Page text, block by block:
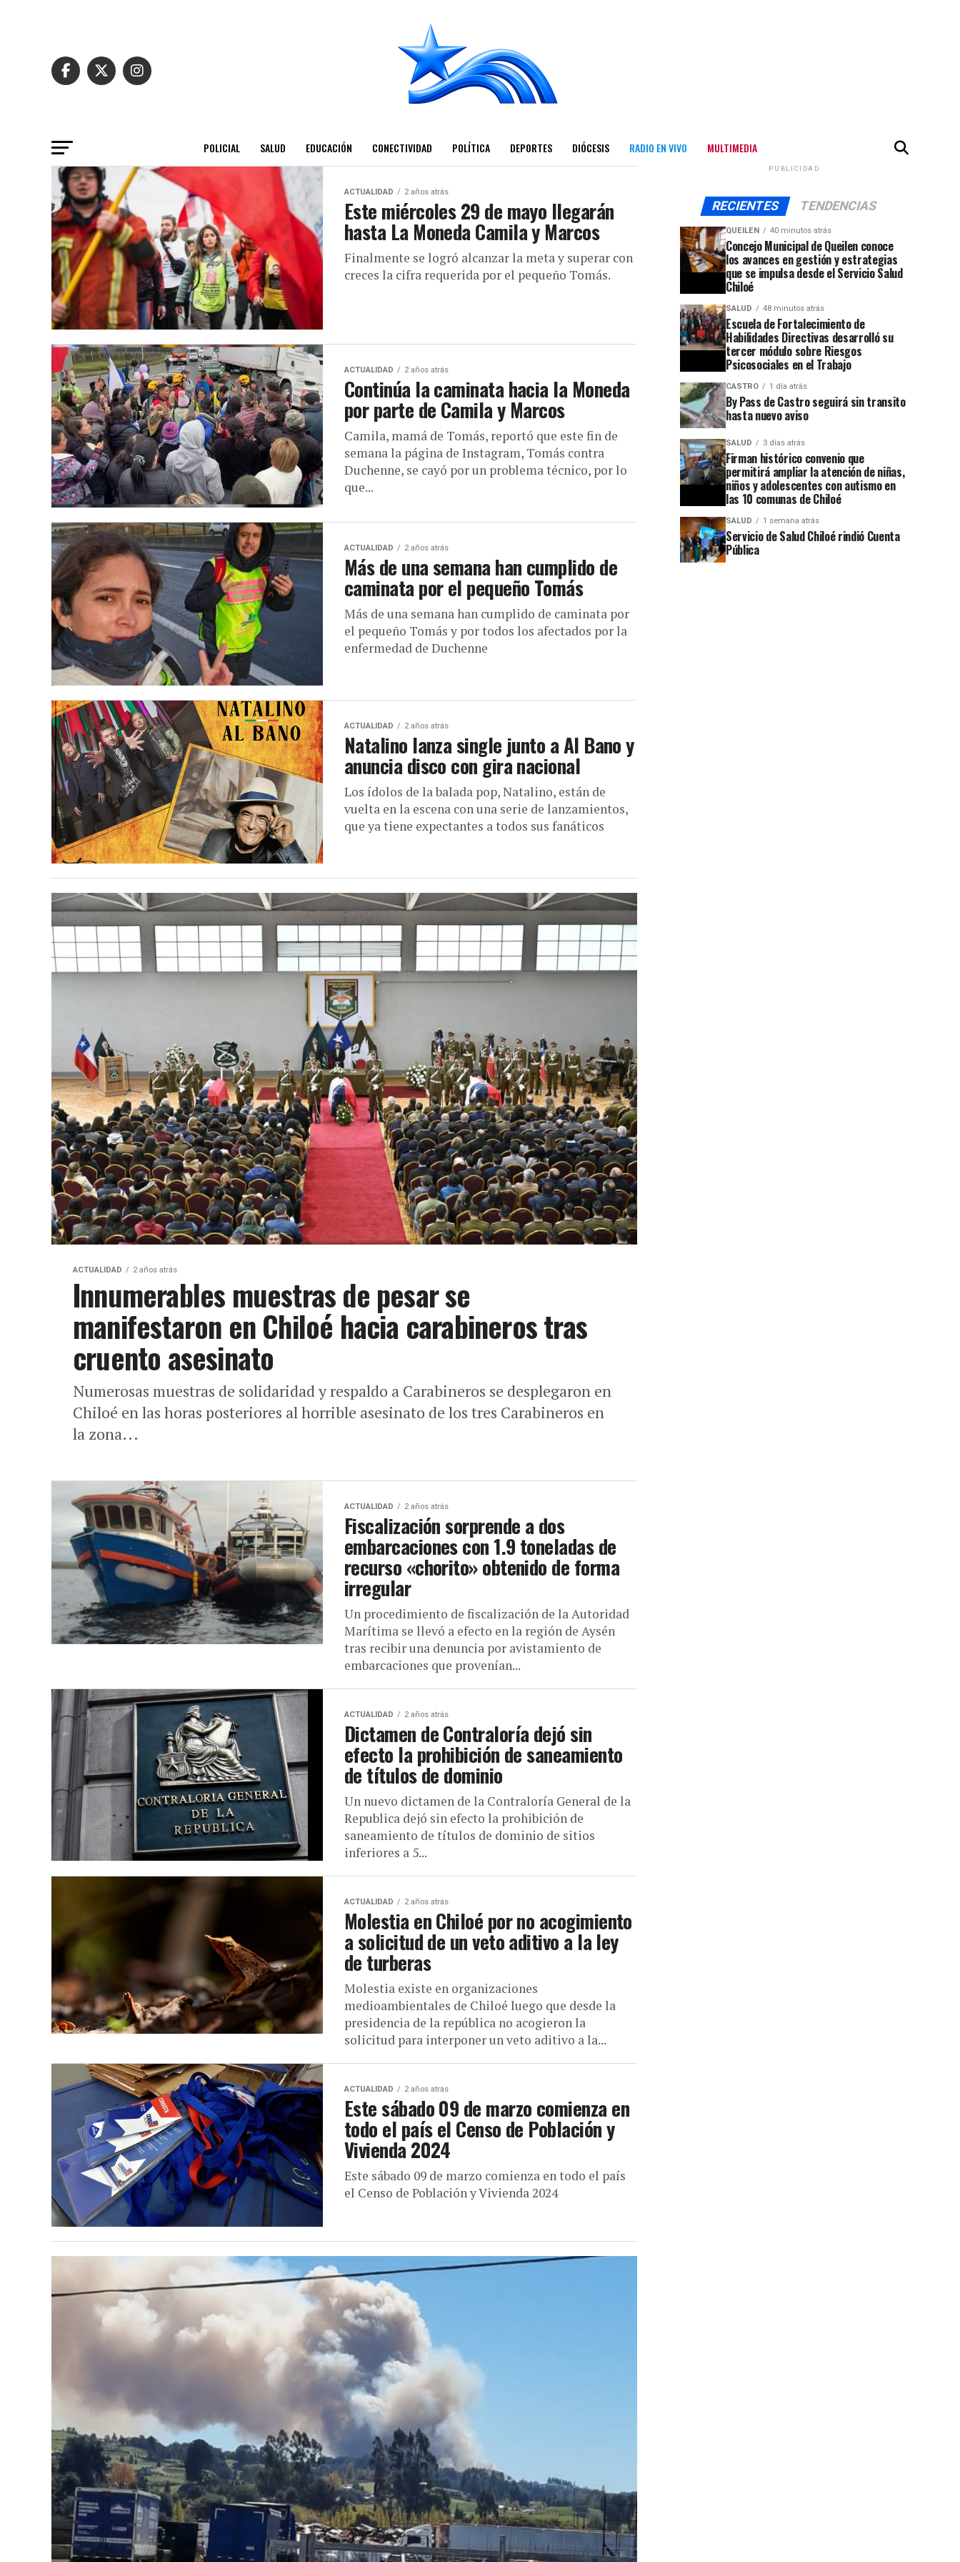
POLICIAL SALUD EDUCACIÓN CONECTIVIDAD POLÍTICA DEPORTES DIÓCESIS RADIO EN VIVO MULTIMEDIA
ACTUALIDAD 2 años atrás
Este miércoles 29 de mayo llegarán
hasta La Moneda Camila y Marcos
Finalmente se logró alcanzar la meta y superar con
creces la cifra requerida por el pequeño Tomás.
ACTUALIDAD 2 años atrás
Continúa la caminata hacia la Moneda
por parte de Camila y Marcos
Camila, mamá de Tomás, reportó que este fin de
semana la página de Instagram, Tomás contra
Duchenne, se cayó por un problema técnico, por lo
que...
ACTUALIDAD 2 años atrás
Más de una semana han cumplido de
caminata por el pequeño Tomás
Más de una semana han cumplido de caminata por
el pequeño Tomás y por todos los afectados por la
enfermedad de Duchenne
ACTUALIDAD 2 años atrás
Natalino lanza single junto a Al Bano y
anuncia disco con gira nacional
Los ídolos de la balada pop, Natalino, están de
vuelta en la escena con una serie de lanzamientos,
que ya tiene expectantes a todos sus fanáticos
ACTUALIDAD 2 años atrás
Innumerables muestras de pesar se
manifestaron en Chiloé hacia carabineros tras
cruento asesinato
Numerosas muestras de solidaridad y respaldo a Carabineros se desplegaron en
Chiloé en las horas posteriores al horrible asesinato de los tres Carabineros en
la zona...
ACTUALIDAD 2 años atrás
Fiscalización sorprende a dos
embarcaciones con 1.9 toneladas de
recurso «chorito» obtenido de forma
irregular
Un procedimiento de fiscalización de la Autoridad
Marítima se llevó a efecto en la región de Aysén
tras recibir una denuncia por avistamiento de
embarcaciones que provenían...
ACTUALIDAD 2 años atrás
Dictamen de Contraloría dejó sin
efecto la prohibición de saneamiento
de títulos de dominio
Un nuevo dictamen de la Contraloría General de la
Republica dejó sin efecto la prohibición de
saneamiento de títulos de dominio de sitios
inferiores a 5...
ACTUALIDAD 2 años atrás
Molestia en Chiloé por no acogimiento
a solicitud de un veto aditivo a la ley
de turberas
Molestia existe en organizaciones
medioambientales de Chiloé luego que desde la
presidencia de la república no acogieron la
solicitud para interponer un veto aditivo a la...
ACTUALIDAD 2 años atrás
Este sábado 09 de marzo comienza en
todo el país el Censo de Población y
Vivienda 2024
Este sábado 09 de marzo comienza en todo el país
el Censo de Población y Vivienda 2024
PUBLICIDAD
RECIENTES TENDENCIAS
QUEILEN 40 minutos atrás
Concejo Municipal de Queilen conoce
los avances en gestión y estrategias
que se impulsa desde el Servicio Salud
Chiloé
SALUD 48 minutos atrás
Escuela de Fortalecimiento de
Habilidades Directivas desarrolló su
tercer módulo sobre Riesgos
Psicosociales en el Trabajo
CASTRO 1 día atrás
By Pass de Castro seguirá sin transito
hasta nuevo aviso
SALUD 3 días atrás
Firman histórico convenio que
permitirá ampliar la atención de niñas,
niños y adolescentes con autismo en
las 10 comunas de Chiloé
SALUD 1 semana atrás
Servicio de Salud Chiloé rindió Cuenta
Pública